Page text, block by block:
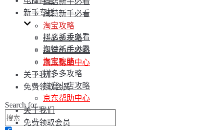
淘特新手必看
淘宝攻略
拼多多攻略
抖音小店攻略
京东帮助中心
关于我们
免费领取会员
Search for...
新手专栏
抖店新手必看
淘特新手必看
淘宝攻略
拼多多攻略
抖音小店攻略
京东帮助中心
关于我们
免费领取会员